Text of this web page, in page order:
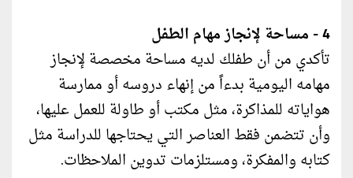
4 - مساحة لإنجاز مهام الطفل
تأكدي من أن طفلك لديه مساحة مخصصة لإنجاز
مهامه اليومية بدءاً من إنهاء دروسه أو ممارسة
هواياته للمذاكرة، مثل مكتب أو طاولة للعمل عليها،
وأن تتضمن فقط العناصر التي يحتاجها للدراسة مثل
كتابه والمفكرة، ومستلزمات تدوين الملاحظات.